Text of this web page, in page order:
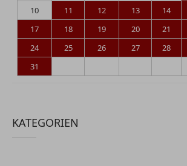
10
11 12 13 14
17
18 19 20 21
24
25 26 27 28
31
KATEGORIEN